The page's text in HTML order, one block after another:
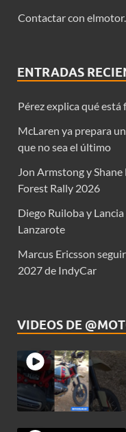
Contactar con
ENTRADAS
Pérez explica qué
McLaren ya prepara
que no sea el último
Jon Armstong y
Forest Rally 2026
Diego Ruiloba y
Lanzarote
Marcus Ericsson
2027 de IndyCar
VIDEOS DE